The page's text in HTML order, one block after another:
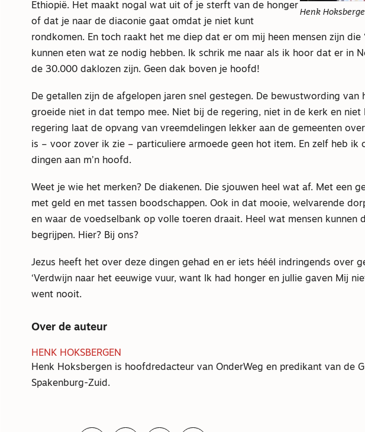
Henk
Ethiopië. Het maakt nogal wat uit of je sterft van de honger
of dat je naar de diaconie gaat omdat je niet kunt
rondkomen. En toch raakt het me diep dat er om mij heen mensen zijn die
kunnen eten wat ze nodig hebben. Ik schrik me naar als ik hoor dat er in
de 30.000 daklozen zijn. Geen dak boven je hoofd!
De getallen zijn de afgelopen jaren snel gestegen. De bewustwording van
groeide niet in dat tempo mee. Niet bij de regering, niet in de kerk en niet
regering laat de opvang van vreemdelingen lekker aan de gemeenten
is – voor zover ik zie – particuliere armoede geen hot item. En zelf heb ik
dingen aan m’n hoofd.
Weet je wie het merken? De diakenen. Die sjouwen heel wat af. Met een
met geld en met tassen boodschappen. Ook in dat mooie, welvarende
en waar de voedselbank op volle toeren draait. Heel wat mensen kunnen
begrijpen. Hier? Bij ons?
Jezus heeft het over deze dingen gehad en er iets héél indringends over
‘Verdwijn naar het eeuwige vuur, want Ik had honger en jullie gaven Mij
went nooit.
Over de auteur
HENK HOKSBERGEN
Henk Hoksbergen is hoofdredacteur van OnderWeg en predikant van de
Spakenburg-Zuid.